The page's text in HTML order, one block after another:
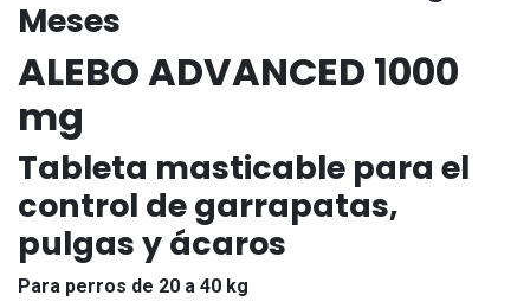
Meses
ALEBO ADVANCED 1000
mg
Tableta masticable para el
control de garrapatas,
pulgas y ácaros
Para perros de 20 a 40 kg